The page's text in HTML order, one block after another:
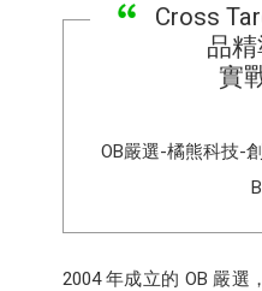
Cross
品
實
OB嚴選-橘熊科技-
2004 年成立的 OB 嚴選